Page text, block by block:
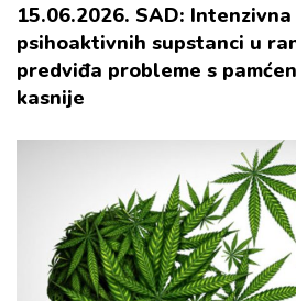
15.06.2026. SAD:
psihoaktivnih supstanci u
predviđa probleme s
kasnije